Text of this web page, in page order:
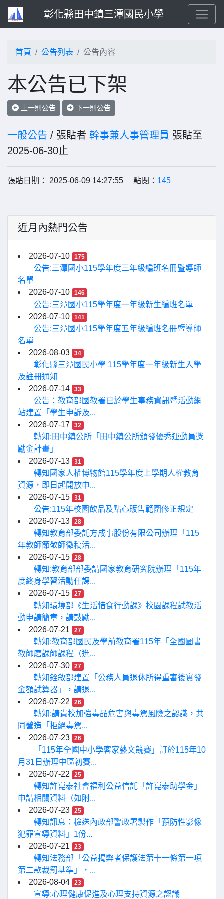
彰化縣田中鎮三潭國民小學
首頁 公告列表 公告內容
本公告已下架
上一則公告 下一則公告
一般公告 / 張貼者 幹事兼人事管理員 張貼至
2025-06-30止
張貼日期： 2025-06-09 14:27:55 點閱： 145
近月內熱門公告
2026-07-10 175
公告:三潭國小115學年度三年級編班名冊暨導師
名單
2026-07-10
146
公告:三潭國小115學年度一年級新生編班名單
2026-07-10
141
公告:三潭國小115學年度五年級編班名冊暨導師
名單
2026-08-03
34
彰化縣三潭國民小學 115學年度一年級新生入學
及註冊通知
2026-07-14
33
公告：教育部國教署已於學生事務資訊暨活動網
站建置「學生申訴及...
2026-07-17
32
轉知:田中鎮公所「田中鎮公所頒發優秀運動員獎
勵金計畫」
2026-07-13
31
轉知國家人權博物館115學年度上學期人權教育
資源，即日起開放申...
2026-07-15
31
公告:115年校園飲品及點心販售範圍修正規定
2026-07-13
28
轉知教育部委託方成事股份有限公司辦理「115
年教師節敬師徵稿活...
2026-07-15
28
轉知:教育部部委請國家教育研究院辦理「115年
度終身學習活動任課...
2026-07-15
27
轉知環境部《生活惜食行動課》校園課程試教活
動申請簡章，請鼓勵...
2026-07-21
27
轉知:教育部國民及學前教育署115年「全國圖書
教師磨課師課程（進...
2026-07-30
27
轉知銓敘部建置「公務人員退休所得重審後實發
金額試算器」，請退...
2026-07-22
26
轉知:請貴校加強毒品危害與毒駕風險之認識，共
同營造「拒絕毒駕...
2026-07-23
26
「115年全國中小學客家藝文競賽」訂於115年10
月31日辦理中區初賽...
2026-07-22
25
轉知許崑泰社會福利公益信託「許崑泰助學金」
申請相關資料（如附...
2026-07-23
25
轉知訊息：檢送內政部警政署製作「預防性影像
犯罪宣導資料」1份...
2026-07-21
23
轉知法務部「公益揭弊者保護法第十一條第一項
第二款裁罰基準」，...
2026-08-04
23
宣導:心理健康促進及心理支持資源之認識